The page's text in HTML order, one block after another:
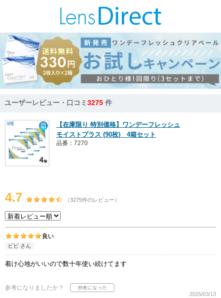
ユーザーレビュー・口コミ3275 件
【在庫限り 特別価格】ワンデーフレッシュ
モイストプラス (90枚) 4箱セット
品番：7270
4.7 （3275件のレビュー）
良い
ビビ さん
着け心地がいいので数十年使い続けてます
参考になりましたか？
2025/03/13